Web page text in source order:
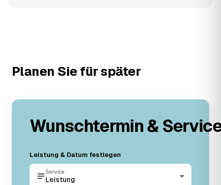
Planen Sie für später
Wunschtermin &
Leistung & Datum festlegen
Service
Leistung